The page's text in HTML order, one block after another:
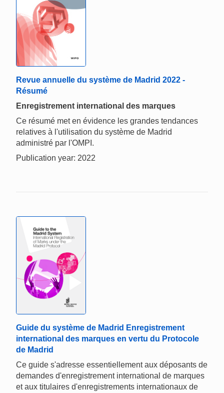
Revue annuelle du système de Madrid 2022 -
Résumé
Enregistrement international des marques
Ce résumé met en évidence les grandes tendances
relatives à l'utilisation du système de Madrid
administré par l'OMPI.
Publication year: 2022
Guide du système de Madrid Enregistrement
international des marques en vertu du Protocole
de Madrid
Ce guide s'adresse essentiellement aux déposants de
demandes d'enregistrement international de marques
et aux titulaires d'enregistrements internationaux de